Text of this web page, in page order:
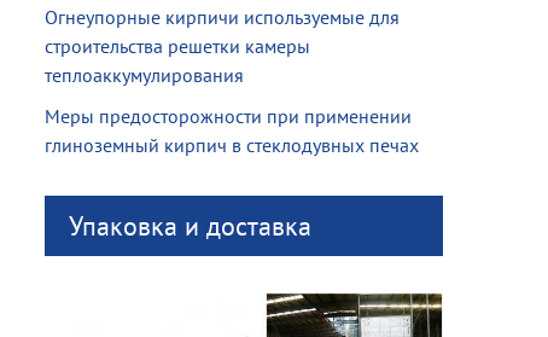
Огнеупорные кирпичи используемые для
строительства решетки камеры
теплоаккумулирования
Меры предосторожности при применении
глиноземный кирпич в стеклодувных печах
Упаковка и доставка